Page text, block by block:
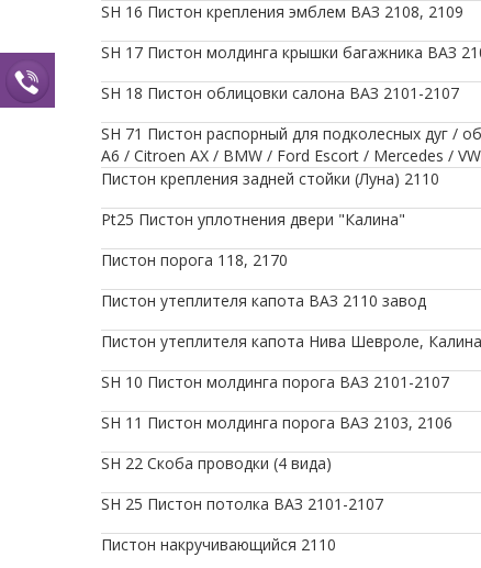
SH 16 Пистон крепления эмблем ВАЗ 2108, 2109
SH 17 Пистон молдинга крышки багажника ВАЗ
SH 18 Пистон облицовки салона ВАЗ 2101-2107
SH 71 Пистон распорный для подколесных дуг /
A6 / Citroen AX / BMW / Ford Escort / Mercedes /
Пистон крепления задней стойки (Луна) 2110
Pt25 Пистон уплотнения двери "Калина"
Пистон порога 118, 2170
Пистон утеплителя капота ВАЗ 2110 завод
Пистон утеплителя капота Нива Шевроле,
SH 10 Пистон молдинга порога ВАЗ 2101-2107
SH 11 Пистон молдинга порога ВАЗ 2103, 2106
SH 22 Скоба проводки (4 вида)
SH 25 Пистон потолка ВАЗ 2101-2107
Пистон накручивающийся 2110